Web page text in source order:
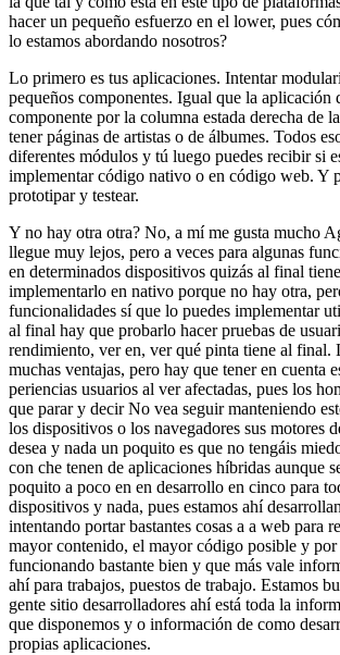
hacer un pequeño esfuerzo en el lower, pues
lo estamos abordando nosotros?
Lo primero es tus aplicaciones. Intentar
pequeños componentes. Igual que la aplicación
componente por la columna estada derecha de
tener páginas de artistas o de álbumes. Todos
diferentes módulos y tú luego puedes recibir si
implementar código nativo o en código web. Y
prototipar y testear.
Y no hay otra otra? No, a mí me gusta mucho
llegue muy lejos, pero a veces para algunas
en determinados dispositivos quizás al final
implementarlo en nativo porque no hay otra,
funcionalidades sí que lo puedes implementar
al final hay que probarlo hacer pruebas de
rendimiento, ver en, ver qué pinta tiene al final.
muchas ventajas, pero hay que tener en cuenta
periencias usuarios al ver afectadas, pues los
que parar y decir No vea seguir manteniendo
los dispositivos o los navegadores sus motores
desea y nada un poquito es que no tengáis
con che tenen de aplicaciones híbridas aunque
poquito a poco en en desarrollo en cinco para
dispositivos y nada, pues estamos ahí
intentando portar bastantes cosas a a web para
mayor contenido, el mayor código posible y por
funcionando bastante bien y que más vale
ahí para trabajos, puestos de trabajo. Estamos
gente sitio desarrolladores ahí está toda la
que disponemos y o información de como
propias aplicaciones.